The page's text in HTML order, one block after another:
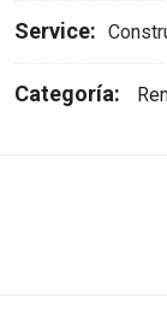
Service:
Categoría: